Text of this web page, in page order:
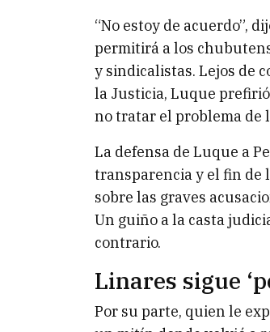
“No estoy de acuerdo”,
permitirá a los
y sindicalistas. Lejos de
la Justicia, Luque
no tratar el problema de
La defensa de Luque a
transparencia y el fin de
sobre las graves
Un guiño a la casta
contrario.
Linares sigue
Por su parte, quien le